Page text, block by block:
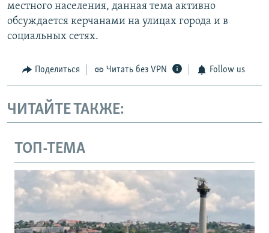
местного населения, данная тема активно
обсуждается керчанами на улицах города и в
социальных сетях.
Поделиться Читать без VPN Follow us
ЧИТАЙТЕ ТАКЖЕ:
ТОП-ТЕМА